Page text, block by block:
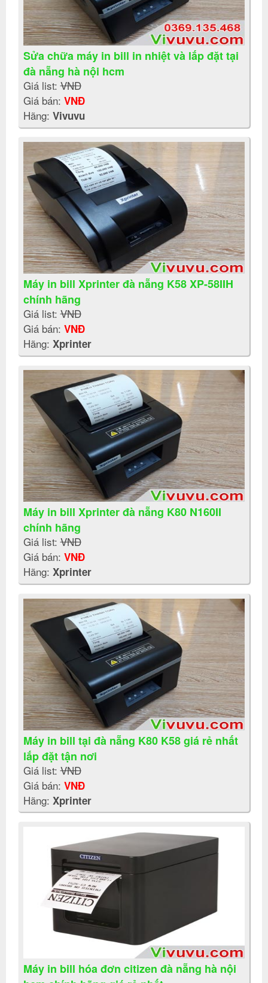
Sửa chữa máy in bill in nhiệt và lắp đặt tại
đà nẵng hà nội hcm
Giá list:VNĐ
Giá bán: VNĐ
Hãng: Vivuvu
Máy in bill Xprinter đà nẵng K58 XP-58IIH
chính hãng
Giá list:VNĐ
Giá bán: VNĐ
Hãng: Xprinter
Máy in bill Xprinter đà nẵng K80 N160II
chính hãng
Giá list:VNĐ
Giá bán: VNĐ
Hãng: Xprinter
Máy in bill tại đà nẵng K80 K58 giá rẻ nhất
lắp đặt tận nơi
Giá list:VNĐ
Giá bán: VNĐ
Hãng: Xprinter
Máy in bill hóa đơn citizen đà nẵng hà nội